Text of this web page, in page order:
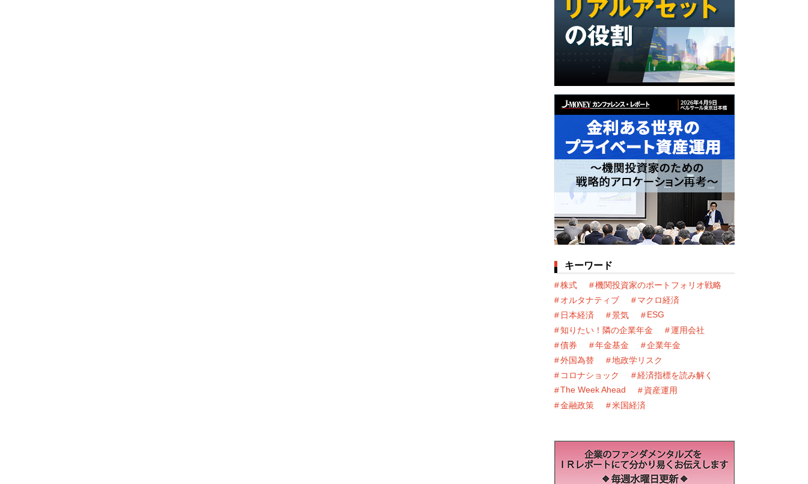
キーワード
株式
機関投資家のポートフォリオ戦略
オルタナティブ
マクロ経済
日本経済
景気
ESG
知りたい！隣の企業年金
運用会社
債券
年金基金
企業年金
外国為替
地政学リスク
コロナショック
経済指標を読み解く
The Week Ahead
資産運用
金融政策
米国経済